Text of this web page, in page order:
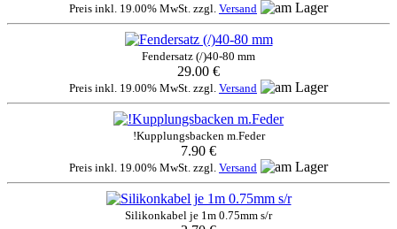
Preis inkl. 19.00% MwSt. zzgl. Versand
Fendersatz (/)40-80 mm
29.00 €
Preis inkl. 19.00% MwSt. zzgl. Versand
!Kupplungsbacken m.Feder
7.90 €
Preis inkl. 19.00% MwSt. zzgl. Versand
Silikonkabel je 1m 0.75mm s/r